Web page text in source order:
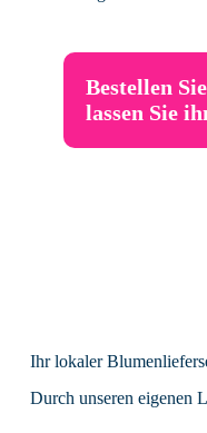
Bestellen
lassen Sie
Ihr lokaler
Durch unseren eigenen